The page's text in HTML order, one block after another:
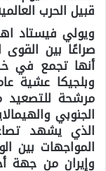
قبيل الحرب
ويولي فيستاد
صراعًا بين
أنها تجمع في
مرشحة للتصعيد
الجنوبي
الذي يشهد
المواجهات بين
وإيران من جهة